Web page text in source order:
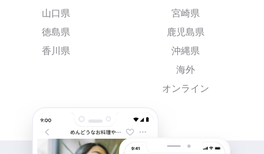
山口県
徳島県
香川県
宮崎県
鹿児島県
沖縄県
海外
オンライン